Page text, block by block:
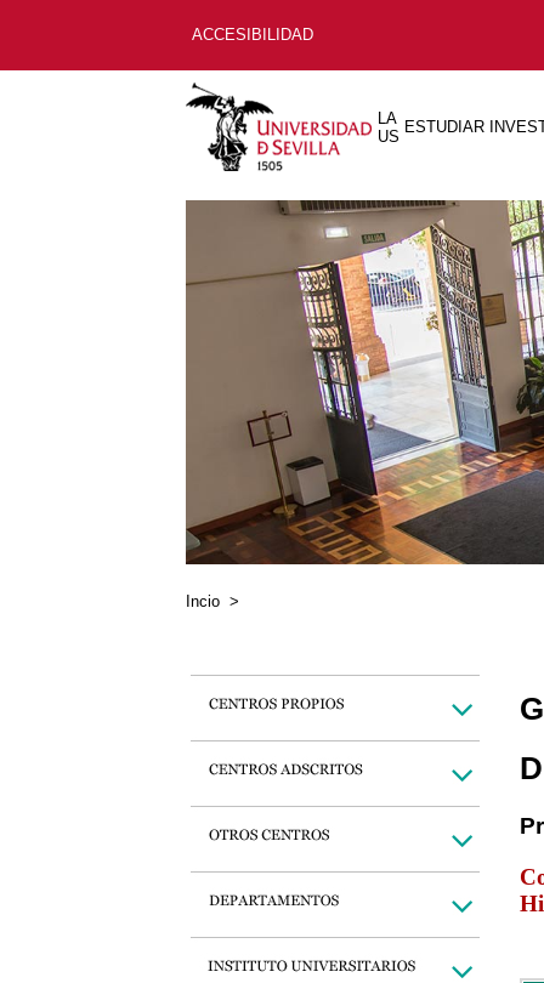
ACCESIBILIDAD
LA
US
ESTUDIAR
Incio >